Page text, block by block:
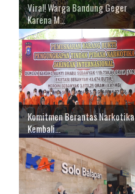
Viral! Warga Bandung Geger
Karena M...
Komitmen Berantas Narkotika
Kembali...